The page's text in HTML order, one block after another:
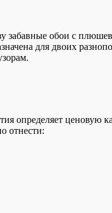
забавные обои с
для двоих
определяет ценовую
отнести: